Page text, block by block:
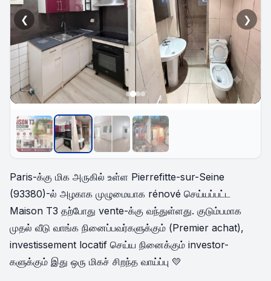
❮ ❯
Paris-க்கு மிக அருகில் உள்ள Pierrefitte-sur-Seine
(93380)-ல் அழகாக முழுமையாக rénové செய்யப்பட்ட
Maison T3 தற்போது vente-க்கு வந்துள்ளது. குடும்பமாக
முதல் வீடு வாங்க நினைப்பவர்களுக்கும் (Premier achat),
investissement locatif செய்ய நினைக்கும் investor-
களுக்கும் இது ஒரு மிகச் சிறந்த வாய்ப்பு 💛